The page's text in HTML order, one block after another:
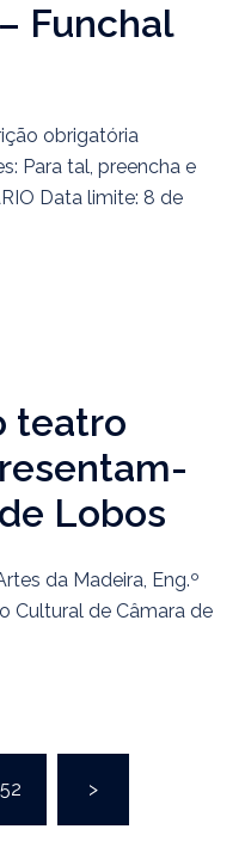
Funchal
obrigatória
Para tal, preencha e
Data limite: 8 de
teatro
Lobos
da Madeira, Eng.º
Cultural de Câmara de
52 >